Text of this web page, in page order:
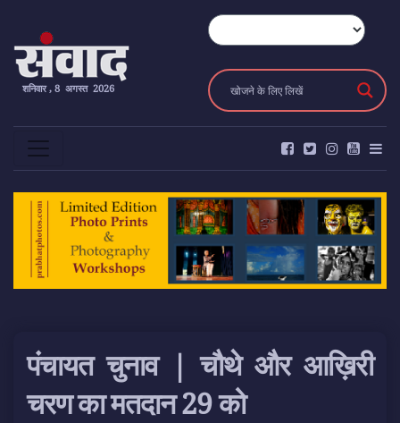
शनिवार , 8 अगस्त 2026
पंचायत चुनाव | चौथे और आख़िरी
चरण का मतदान 29 को